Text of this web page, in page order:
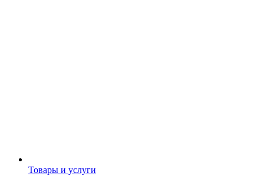
Товары и услуги